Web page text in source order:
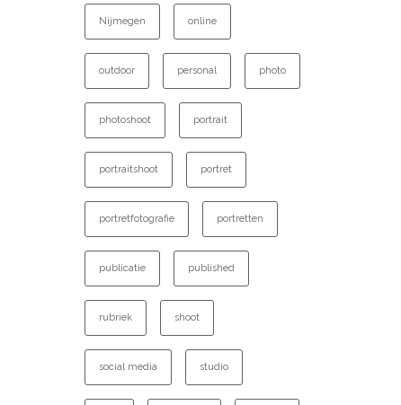
Nijmegen online
outdoor personal photo
photoshoot portrait
portraitshoot portret
portretfotografie portretten
publicatie published
rubriek shoot
social media studio